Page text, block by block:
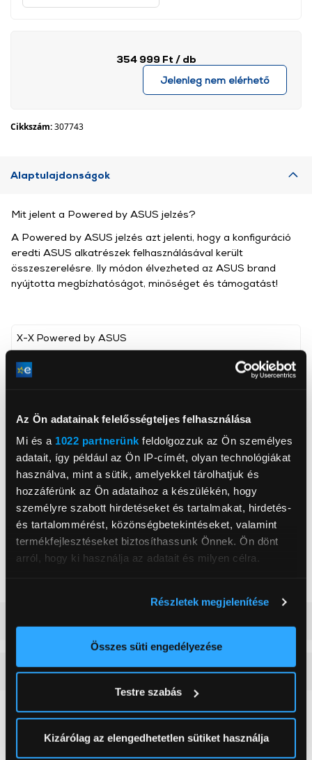
Az Ön adatainak felelősségteljes felhasználása
Mi és a 1022 partnerünk feldolgozzuk az Ön személyes
adatait, így például az Ön IP-címét, olyan technológiákat
használva, mint a sütik, amelyekkel tárolhatjuk és
hozzáférünk az Ön adataihoz a készülékén, hogy
személyre szabott hirdetéseket és tartalmakat, hirdetés-
és tartalommérést, közönségbetekintéseket, valamint
termékfejlesztéseket biztosíthassunk Önnek. Ön dönt
arról, hogy ki használja az adatait és milyen célra.
elhelyezkedéséről pár méteres pontossággal
Az Ön készülékén beazonosítása annak konkrét
módjairól és adja meg preferenciáit aRészletek
pontban. Bármikor módosíthatja vagy visszavonhatja a
Sütinyilatkozathoz való hozzájárulását.
Részletek megjelenítése
Összes süti engedélyezése
Testre szabás
Kizárólag az elengedhetetlen sütiket használja
354 999 Ft / db
Jelenleg nem elérhető
Cikkszám:307743
Alaptulajdonságok
X-X Powered by ASUS
, ,
processzor (up to 4.4 GHz)
Videókártya
Asus Dual Radeon™ RX
6400 4GB
Háttértár mérete
960 GB
Háttértár
SSD
Memória mérete RAM
16 GB
Alaplap típusa
Asus PRIME H610M-
LGA1700
Mit jelent a Powered by ASUS jelzés?
A Powered by ASUS jelzés azt jelenti, hogy a konfiguráció
eredti ASUS alkatrészek felhasználásával került
összeszerelésre. Ily módon élvezheted az ASUS brand
nyújtotta megbízhatóságot, minőséget és támogatást!
Vásárlói vélemények(0)
0